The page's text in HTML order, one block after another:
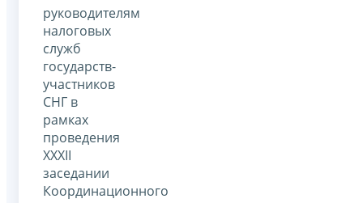
руководителям
налоговых
служб
государств-
участников
СНГ в
рамках
проведения
XXXII
заседании
Координационного